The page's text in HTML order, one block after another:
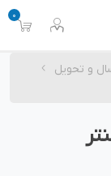
0
و تحویل